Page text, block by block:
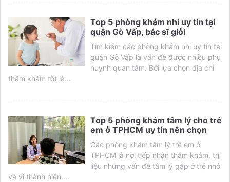
Top 5 phòng khám nhi uy tín tại
quận Gò Vấp, bác sĩ giỏi
Tìm kiếm các phòng khám nhi uy tín tại
quận Gò Vấp là vấn đề được nhiều phụ
huynh quan tâm. Bởi lựa chọn địa chỉ
thăm khám tốt là...
Top 5 phòng khám tâm lý cho trẻ
em ở TPHCM uy tín nên chọn
Các phòng khám tâm lý trẻ em ở
TPHCM là nơi tiếp nhận thăm khám, trị
liệu những vấn đề tâm lý gặp ở trẻ nhỏ
và vị thành niên....